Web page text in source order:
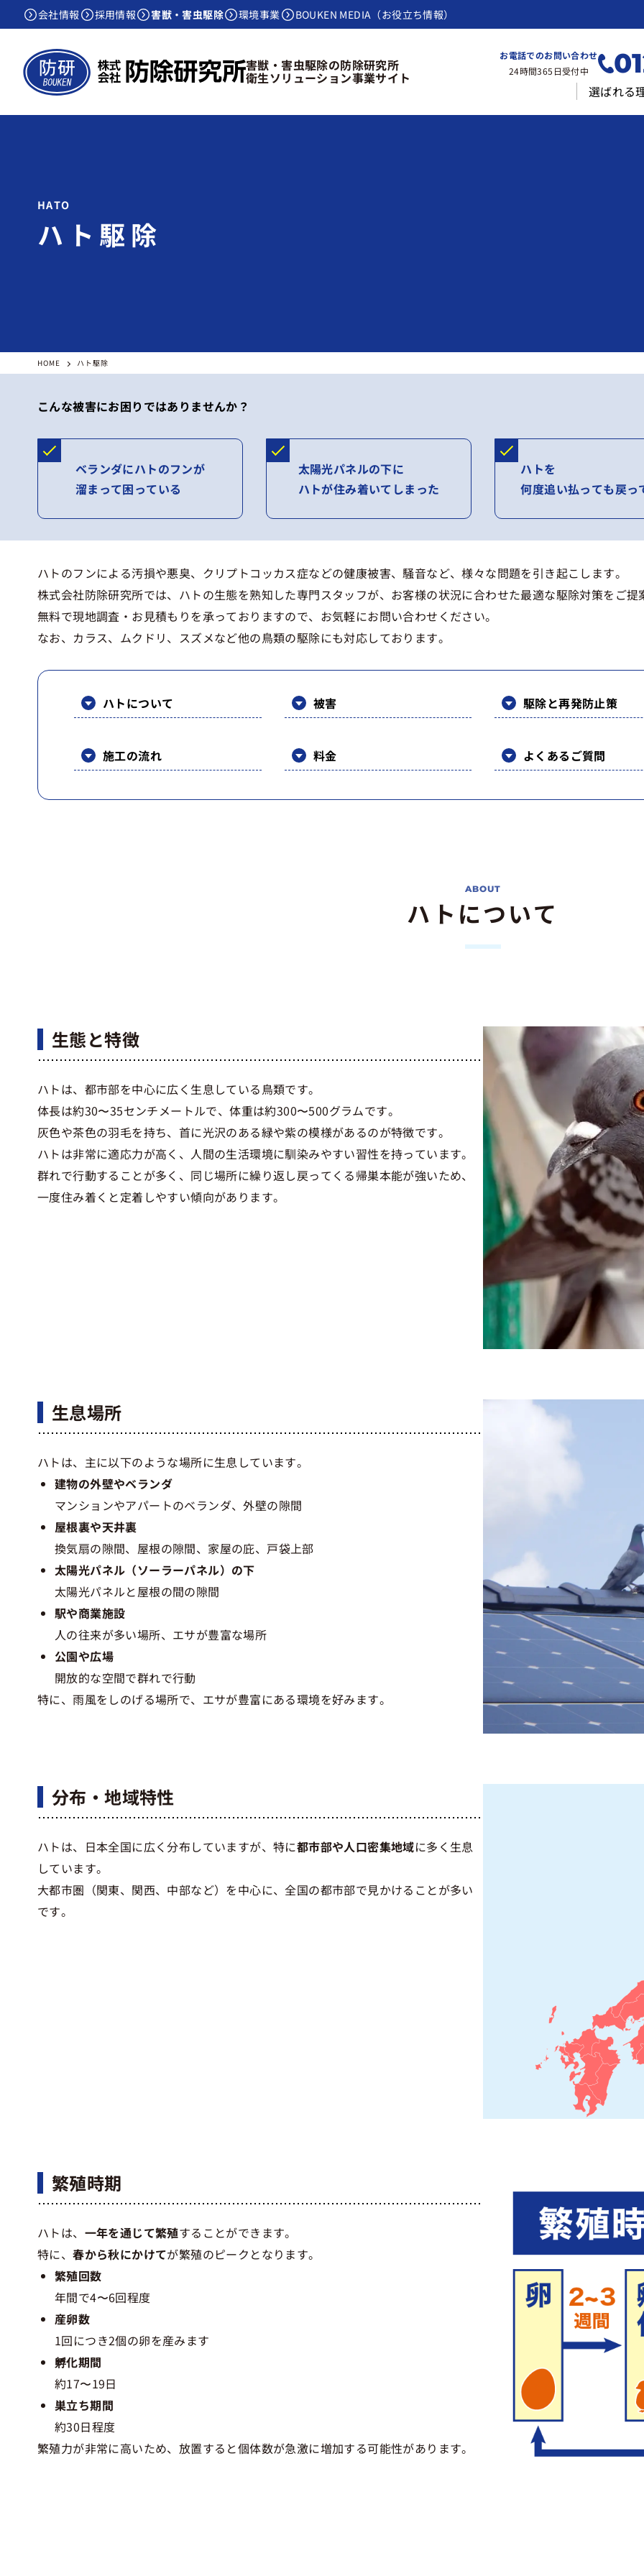
会社情報 採用情報 害獣・害虫駆除 環境事業 BOUKEN MEDIA（お役立ち情報）
害獣・害虫駆除の防除研究所
衛生ソリューション事業サイト
お電話でのお問い合わせ
24時間365日受付中
選ばれる
ハト駆除
HOME ハト駆除
こんな被害にお困りではありませんか？
ベランダにハトのフンが
溜まって困っている
太陽光パネルの下に
ハトが住み着いてしまった
ハトを
何度追い払っても戻っ
ハトのフンによる汚損や悪臭、クリプトコッカス症などの健康被害、騒音など、様々な問題を引き起こします。
株式会社防除研究所では、ハトの生態を熟知した専門スタッフが、お客様の状況に合わせた最適な駆除対策をご提
無料で現地調査・お見積もりを承っておりますので、お気軽にお問い合わせください。
なお、カラス、ムクドリ、スズメなど他の鳥類の駆除にも対応しております。
ハトについて 被害 駆除と再発防止策
施工の流れ 料金 よくあるご質問
ハトについて
生態と特徴
ハトは、都市部を中心に広く生息している鳥類です。
体長は約30〜35センチメートルで、体重は約300〜500グラムです。
灰色や茶色の羽毛を持ち、首に光沢のある緑や紫の模様があるのが特徴です。
ハトは非常に適応力が高く、人間の生活環境に馴染みやすい習性を持っています。
群れで行動することが多く、同じ場所に繰り返し戻ってくる帰巣本能が強いため、
一度住み着くと定着しやすい傾向があります。
生息場所
ハトは、主に以下のような場所に生息しています。
建物の外壁やベランダ
マンションやアパートのベランダ、外壁の隙間
屋根裏や天井裏
換気扇の隙間、屋根の隙間、家屋の庇、戸袋上部
太陽光パネル（ソーラーパネル）の下
太陽光パネルと屋根の間の隙間
駅や商業施設
人の往来が多い場所、エサが豊富な場所
公園や広場
開放的な空間で群れで行動
特に、雨風をしのげる場所で、エサが豊富にある環境を好みます。
分布・地域特性
ハトは、日本全国に広く分布していますが、特に都市部や人口密集地域に多く生息
しています。
大都市圏（関東、関西、中部など）を中心に、全国の都市部で見かけることが多い
です。
繁殖時期
ハトは、 一年を通じて繁殖することができます。
特に、春から秋にかけてが繁殖のピークとなります。
繁殖回数
年間で4〜6回程度
産卵数
1回につき2個の卵を産みます
孵化期間
約17〜19日
巣立ち期間
約30日程度
繁殖力が非常に高いため、放置すると個体数が急激に増加する可能性があります。